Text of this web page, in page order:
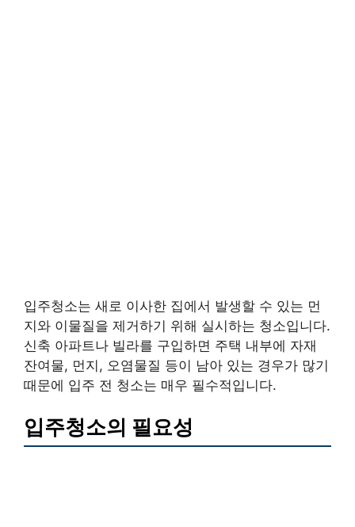
입주청소는 새로 이사한 집에서 발생할 수 있는 먼
지와 이물질을 제거하기 위해 실시하는 청소입니다.
신축 아파트나 빌라를 구입하면 주택 내부에 자재
잔여물, 먼지, 오염물질 등이 남아 있는 경우가 많기
때문에 입주 전 청소는 매우 필수적입니다.
입주청소의 필요성